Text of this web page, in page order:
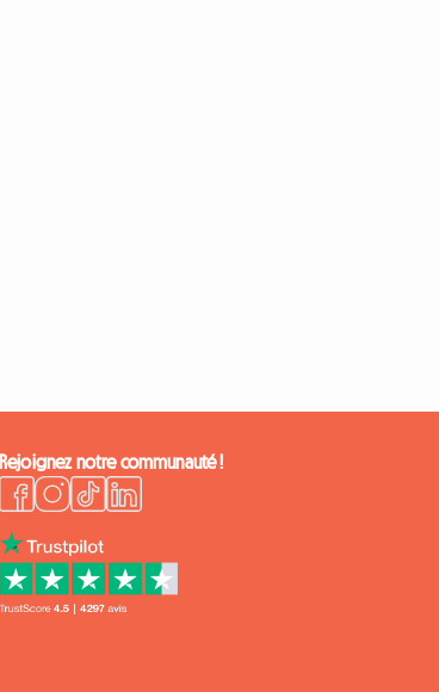
Rejoignez notre communauté !